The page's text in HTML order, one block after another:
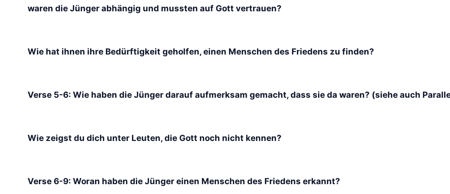
waren die Jünger abhängig und mussten auf Gott vertrauen?
Wie hat ihnen ihre Bedürftigkeit geholfen, einen Menschen des Friedens zu finden?
Verse 5-6: Wie haben die Jünger darauf aufmerksam gemacht, dass sie da waren? (siehe auch
Wie zeigst du dich unter Leuten, die Gott noch nicht kennen?
Verse 6-9: Woran haben die Jünger einen Menschen des Friedens erkannt?